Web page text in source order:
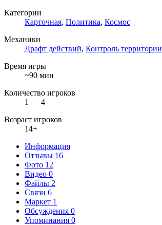
Категории
Карточная, Политика, Космос
Механики
Драфт действий, Контроль территории
Время игры
~90 мин
Количество игроков
1 — 4
Возраст игроков
14+
Информация
Отзывы 16
Фото 12
Видео 0
Файлы 2
Связи 6
Маркет 1
Обсуждения 0
Упоминания 0